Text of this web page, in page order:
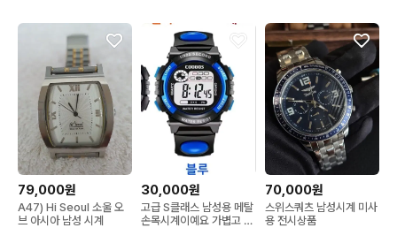
79,000원
A47) Hi Seoul 소울 오
브 아시아 남성 시계
30,000원
고급 S클래스 남성용 메탈
손목시계이예요 가볍고 튼
70,000원
스위스쿼츠 남성시계 미사
용 전시상품